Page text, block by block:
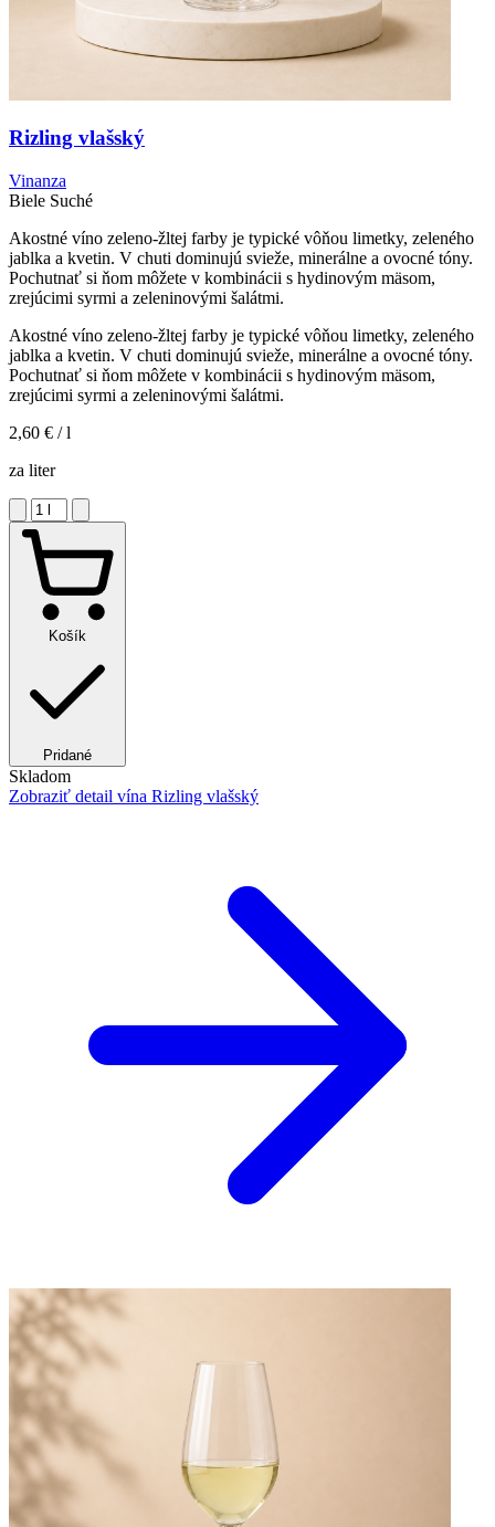
Rizling vlašský
Vinanza
Biele Suché
Akostné víno zeleno-žltej farby je typické vôňou limetky, zeleného
jablka a kvetin. V chuti dominujú svieže, minerálne a ovocné tóny.
Pochutnať si ňom môžete v kombinácii s hydinovým mäsom,
zrejúcimi syrmi a zeleninovými šalátmi.
Akostné víno zeleno-žltej farby je typické vôňou limetky, zeleného
jablka a kvetin. V chuti dominujú svieže, minerálne a ovocné tóny.
Pochutnať si ňom môžete v kombinácii s hydinovým mäsom,
zrejúcimi syrmi a zeleninovými šalátmi.
2,60 € / l
za liter
Košík
Pridané
Skladom
Zobraziť detail vína Rizling vlašský